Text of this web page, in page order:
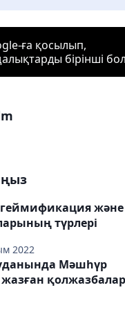
ға қосылып,
бірінші
2022
геймификация және
түрлері
Мәшһүр
жазған